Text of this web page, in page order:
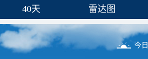
40天 雷达图
今